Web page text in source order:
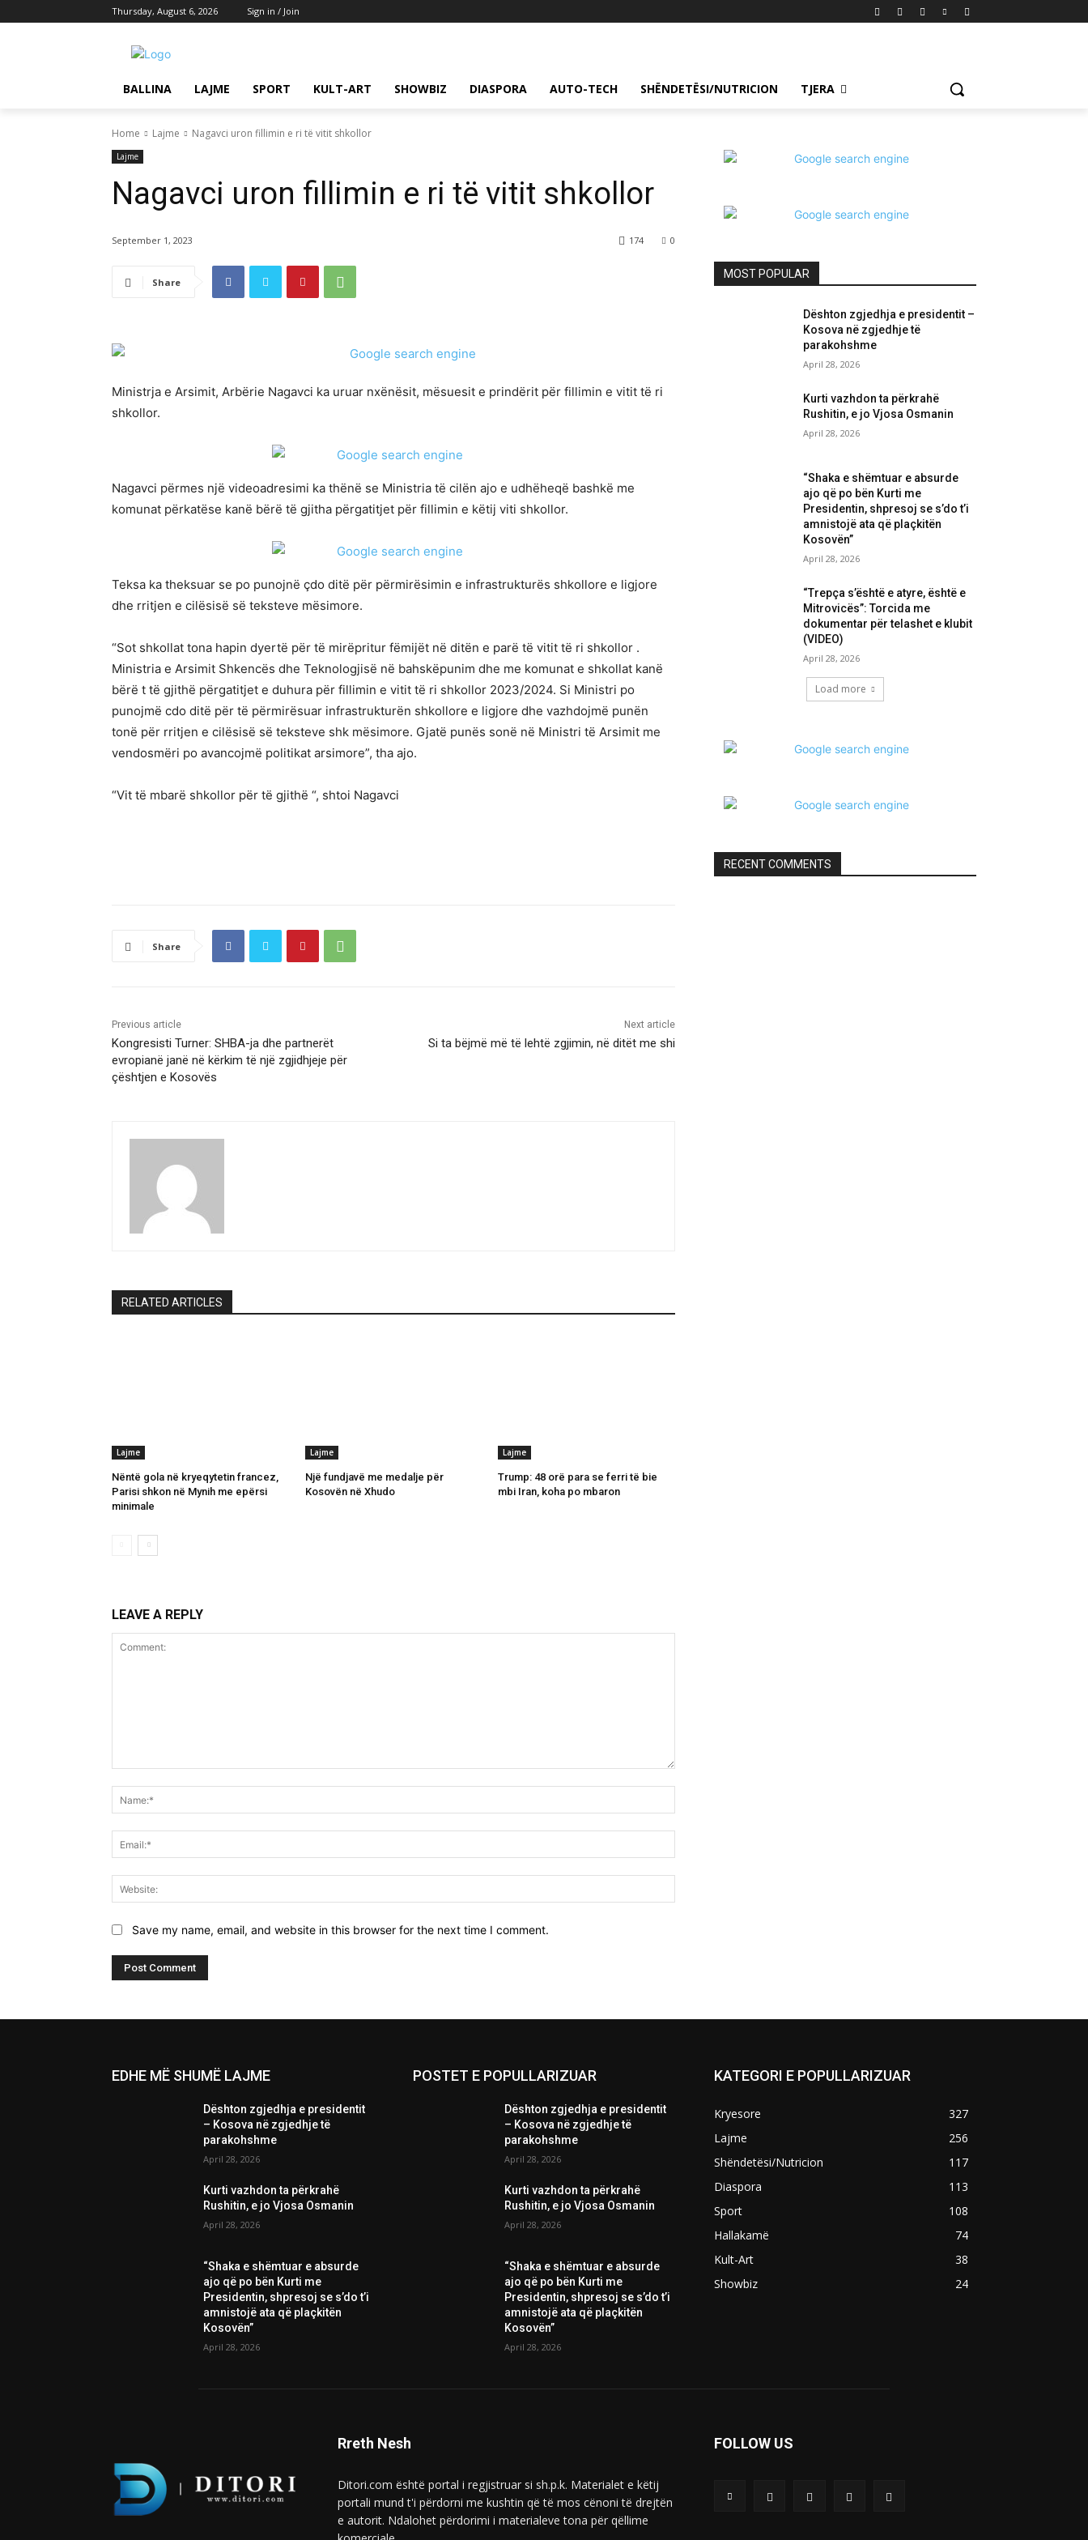
Thursday, August 6, 2026 Sign in / Join
BALLINA LAJME SPORT KULT-ART SHOWBIZ DIASPORA AUTO-TECH SHËNDETËSI/NUTRICION TJERA
Home Lajme Nagavci uron fillimin e ri të vitit shkollor
Lajme
Nagavci uron fillimin e ri të vitit shkollor
September 1, 2023 0
174
Share
Ministrja e Arsimit, Arbërie Nagavci ka uruar nxënësit, mësuesit e prindërit për fillimin e vitit të ri
shkollor.
Nagavci përmes një videoadresimi ka thënë se Ministria të cilën ajo e udhëheqë bashkë me
komunat përkatëse kanë bërë të gjitha përgatitjet për fillimin e këtij viti shkollor.
Teksa ka theksuar se po punojnë çdo ditë për përmirësimin e infrastrukturës shkollore e ligjore
dhe rritjen e cilësisë së teksteve mësimore.
“Sot shkollat tona hapin dyertë për të mirëpritur fëmijët në ditën e parë të vitit të ri shkollor .
Ministria e Arsimit Shkencës dhe Teknologjisë në bahskëpunim dhe me komunat e shkollat kanë
bërë t të gjithë përgatitjet e duhura për fillimin e vitit të ri shkollor 2023/2024. Si Ministri po
punojmë cdo ditë për të përmirësuar infrastrukturën shkollore e ligjore dhe vazhdojmë punën
tonë për rritjen e cilësisë së teksteve shk mësimore. Gjatë punës sonë në Ministri të Arsimit me
vendosmëri po avancojmë politikat arsimore”, tha ajo.
“Vit të mbarë shkollor për të gjithë “, shtoi Nagavci
Share
Previous article
Kongresisti Turner: SHBA-ja dhe partnerët
evropianë janë në kërkim të një zgjidhjeje për
çështjen e Kosovës
Next article
Si ta bëjmë më të lehtë zgjimin, në ditët me shi
RELATED ARTICLES
Lajme
Nëntë gola në kryeqytetin francez,
Parisi shkon në Mynih me epërsi
minimale
Lajme
Një fundjavë me medalje për
Kosovën në Xhudo
Lajme
Trump: 48 orë para se ferri të bie
mbi Iran, koha po mbaron
LEAVE A REPLY
Save my name, email, and website in this browser for the next time I comment.
MOST POPULAR
Dështon zgjedhja e presidentit –
Kosova në zgjedhje të
parakohshme
April 28, 2026
Kurti vazhdon ta përkrahë
Rushitin, e jo Vjosa Osmanin
April 28, 2026
“Shaka e shëmtuar e absurde
ajo që po bën Kurti me
Presidentin, shpresoj se s’do t’i
amnistojë ata që plaçkitën
Kosovën”
April 28, 2026
“Trepça s’është e atyre, është e
Mitrovicës”: Torcida me
dokumentar për telashet e klubit
(VIDEO)
April 28, 2026
Load more
RECENT COMMENTS
EDHE MË SHUMË LAJME
Dështon zgjedhja e presidentit
– Kosova në zgjedhje të
parakohshme
April 28, 2026
Kurti vazhdon ta përkrahë
Rushitin, e jo Vjosa Osmanin
April 28, 2026
“Shaka e shëmtuar e absurde
ajo që po bën Kurti me
Presidentin, shpresoj se s’do t’i
amnistojë ata që plaçkitën
Kosovën”
April 28, 2026
POSTET E POPULLARIZUAR
Dështon zgjedhja e presidentit
– Kosova në zgjedhje të
parakohshme
April 28, 2026
Kurti vazhdon ta përkrahë
Rushitin, e jo Vjosa Osmanin
April 28, 2026
“Shaka e shëmtuar e absurde
ajo që po bën Kurti me
Presidentin, shpresoj se s’do t’i
amnistojë ata që plaçkitën
Kosovën”
April 28, 2026
KATEGORI E POPULLARIZUAR
Kryesore
327
Lajme
256
Shëndetësi/Nutricion
117
Diaspora
113
Sport
108
Hallakamë
74
Kult-Art
38
Showbiz
24
Rreth Nesh
Ditori.com është portal i regjistruar si sh.p.k. Materialet e këtij
portali mund t'i përdorni me kushtin që të mos cënoni të drejtën
e autorit. Ndalohet përdorimi i materialeve tona për qëllime
FOLLOW US